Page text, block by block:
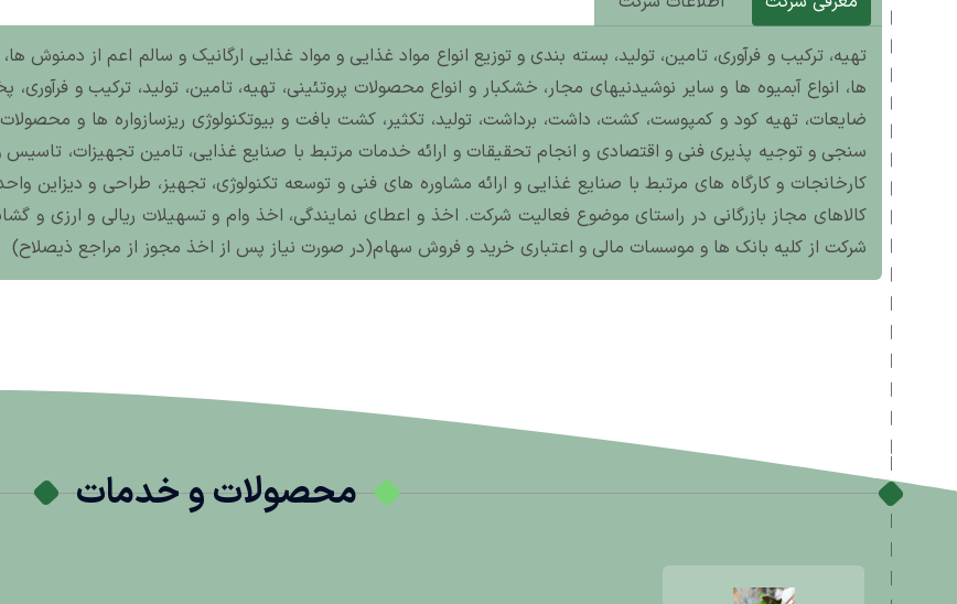
تهیه، ترکیب و فرآوری، تامین، تولید، بسته بندی و توزیع انواع مواد غذایی و مواد غذایی ارگانیک و سالم اعم از دمنوش
ها، انواع آبمیوه ها و سایر نوشیدنیهای مجار، خشکبار و انواع محصولات پروتئینی، تهیه، تامین، تولید، ترکیب و
ضایعات، تهیه کود و کمپوست، کشت، داشت، برداشت، تولید، تکثیر، کشت بافت و بیوتکنولوژی ریزسازواره ها و
سنجی و توجیه پذیری فنی و اقتصادی و انجام تحقیقات و ارائه خدمات مرتبط با صنایع غذایی، تامین تجهیزات، تاسیس
کارخانجات و کارگاه های مرتبط با صنایع غذایی و ارائه مشاوره های فنی و توسعه تکنولوژی، تجهیز، طراحی و دیزاین
کالاهای مجاز بازرگانی در راستای موضوع فعالیت شرکت. اخذ و اعطای نمایندگی، اخذ وام و تسهیلات ریالی و ارزی و
شرکت از کلیه بانک ها و موسسات مالی و اعتباری خرید و فروش سهام(در صورت نیاز پس از اخذ مجوز از مراجع ذیصلاح)
محصولات و خدمات